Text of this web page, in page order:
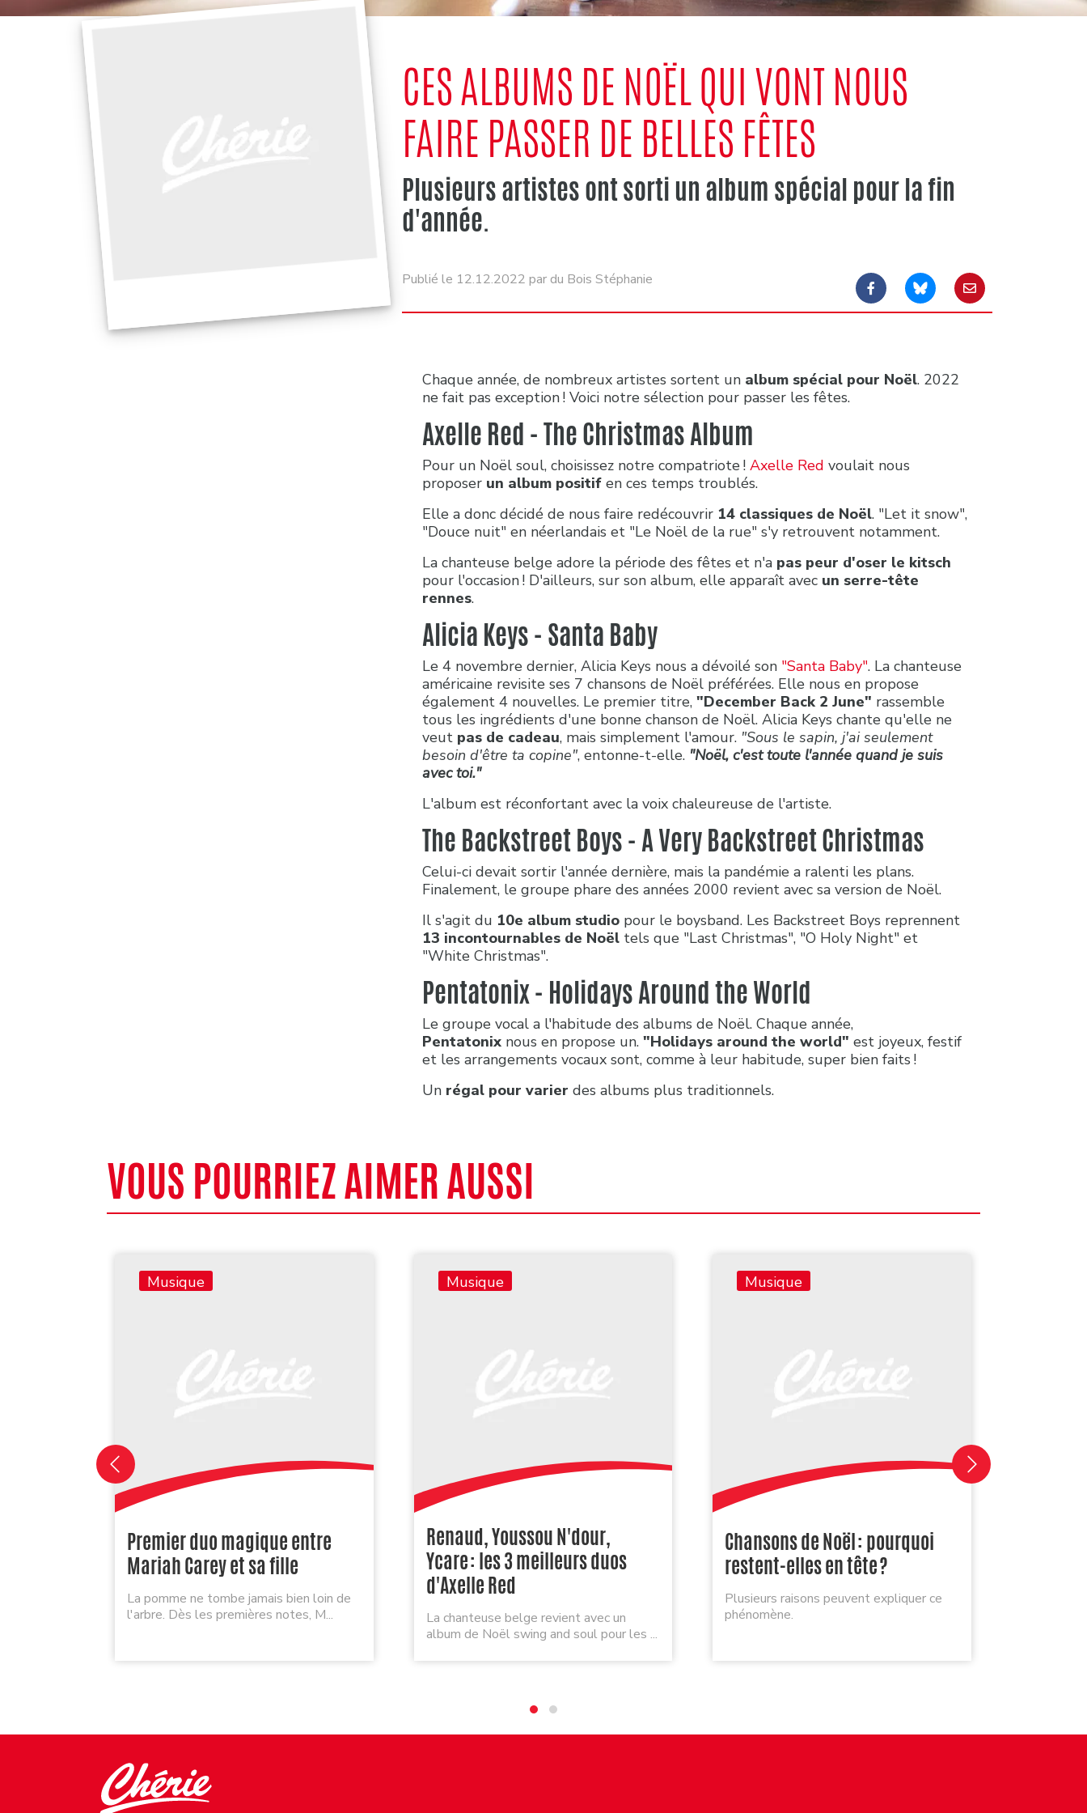
CES ALBUMS DE NOËL QUI VONT NOUS
FAIRE PASSER DE BELLES FÊTES
Plusieurs artistes ont sorti un album spécial pour la fin
d'année.
Publié le 12.12.2022 par du Bois Stéphanie
Chaque année, de nombreux artistes sortent un album spécial pour Noël. 2022
ne fait pas exception ! Voici notre sélection pour passer les fêtes.
Axelle Red - The Christmas Album
Pour un Noël soul, choisissez notre compatriote ! Axelle Red voulait nous
proposer un album positif en ces temps troublés.
Elle a donc décidé de nous faire redécouvrir 14 classiques de Noël. "Let it snow",
"Douce nuit" en néerlandais et "Le Noël de la rue" s'y retrouvent notamment.
La chanteuse belge adore la période des fêtes et n'a pas peur d'oser le kitsch
pour l'occasion ! D'ailleurs, sur son album, elle apparaît avec un serre-tête
rennes.
Alicia Keys - Santa Baby
Le 4 novembre dernier, Alicia Keys nous a dévoilé son "Santa Baby". La chanteuse
américaine revisite ses 7 chansons de Noël préférées. Elle nous en propose
également 4 nouvelles. Le premier titre, "December Back 2 June" rassemble
tous les ingrédients d'une bonne chanson de Noël. Alicia Keys chante qu'elle ne
veut pas de cadeau, mais simplement l'amour. "Sous le sapin, j'ai seulement
besoin d'être ta copine", entonne-t-elle. "Noël, c'est toute l'année quand je suis
avec toi."
L'album est réconfortant avec la voix chaleureuse de l'artiste.
The Backstreet Boys - A Very Backstreet Christmas
Celui-ci devait sortir l'année dernière, mais la pandémie a ralenti les plans.
Finalement, le groupe phare des années 2000 revient avec sa version de Noël.
Il s'agit du 10e album studio pour le boysband. Les Backstreet Boys reprennent
13 incontournables de Noël tels que "Last Christmas", "O Holy Night" et
"White Christmas".
Pentatonix - Holidays Around the World
Le groupe vocal a l'habitude des albums de Noël. Chaque année,
Pentatonix nous en propose un. "Holidays around the world" est joyeux, festif
et les arrangements vocaux sont, comme à leur habitude, super bien faits !
Un régal pour varier des albums plus traditionnels.
VOUS POURRIEZ AIMER AUSSI
Musique
Premier duo magique entre
Mariah Carey et sa fille
La pomme ne tombe jamais bien loin de
l'arbre. Dès les premières notes, M...
Musique
Renaud, Youssou N'dour,
Ycare : les 3 meilleurs duos
d'Axelle Red
La chanteuse belge revient avec un
album de Noël swing and soul pour les ...
Musique
Chansons de Noël : pourquoi
restent-elles en tête ?
Plusieurs raisons peuvent expliquer ce
phénomène.